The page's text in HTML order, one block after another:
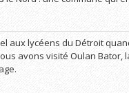
aux lycéens du Détroit
avons visité Oulan